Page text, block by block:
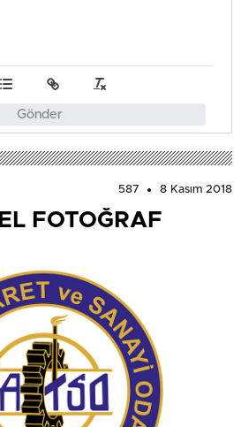
Gönder
587 8 Kasım 2018
FOTOĞRAF